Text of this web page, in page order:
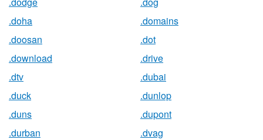
.doha
.domains
.doosan
.dot
.download
.drive
.dtv
.dubai
.duck
.dunlop
.duns
.dupont
.durban
.dvag